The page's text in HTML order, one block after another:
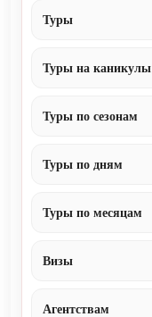
Туры
Туры на каникулы
Туры по сезонам
Туры по дням
Туры по месяцам
Визы
Агентствам